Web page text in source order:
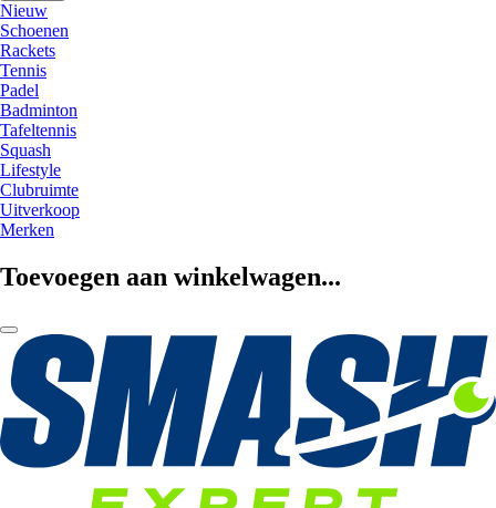
Nieuw
Schoenen
Rackets
Tennis
Padel
Badminton
Tafeltennis
Squash
Lifestyle
Clubruimte
Uitverkoop
Merken
Toevoegen aan winkelwagen...